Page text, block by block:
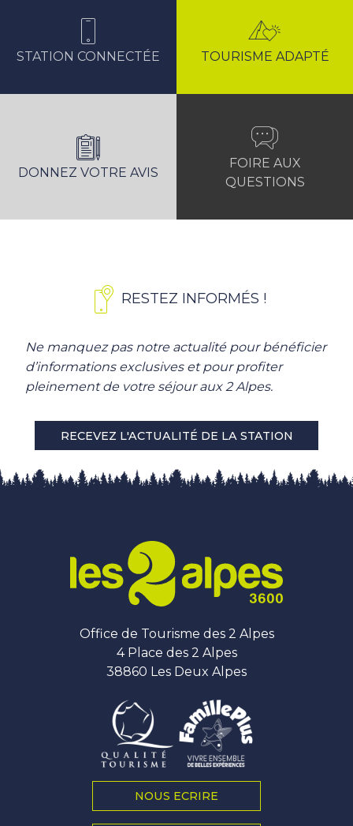
STATION CONNECTÉE TOURISME ADAPTÉ
DONNEZ VOTRE AVIS
FOIRE AUX
QUESTIONS
RESTEZ INFORMÉS !
Ne manquez pas notre actualité pour bénéficier
d’informations exclusives et pour profiter
pleinement de votre séjour aux 2 Alpes.
RECEVEZ L'ACTUALITÉ DE LA STATION
Office de Tourisme des 2 Alpes
4 Place des 2 Alpes
38860 Les Deux Alpes
NOUS ECRIRE